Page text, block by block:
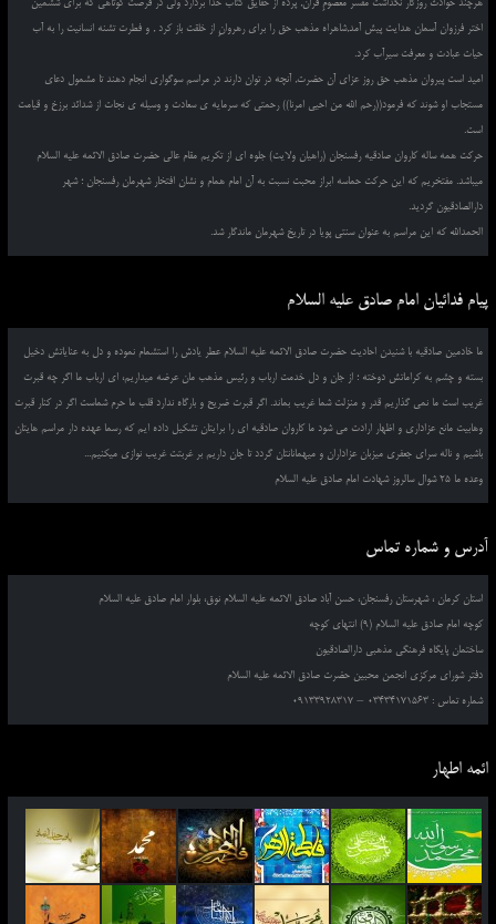
اختر فرزوان آسمان هدایت پیش آمد,شاهراه مذهب حق را برای رهروانِ از خلقت باز کرد , و فطرت تشنه انسانیت را به آب
حیات عبادت و معرفت سیرآب کرد.
امید است پیروان مذهب حق روز عزای آن حضرت, آنچه در توان دارند در مراسم سوگواری انجام دهند تا مشمول دعای
مستجاب او شوند که فرمود((رحم الله من احیی امرنا)) رحمتی که سرمایه ی سعادت و وسیله ی نجات از شدائد برزخ و قیامت
است.
حرکت همه ساله کاروان صادقیه رفسنجان (راهیان ولایت) جلوه ای از تکریم مقام عالی حضرت صادق الائمه علیه السلام
میباشد. مفتخریم که این حرکت حماسه ابراز محبت نسبت به آن امام همام و نشان افتخار شهرمان رفسنجان ؛ شهر
دارالصادقیون گردید.
الحمدالله که این مراسم به عنوان سنتی پویا در تاریخ شهرمان ماندگار شد.
پیام فدائیان امام صادق علیه السلام
ما خادمین صادقیه با شنیدن احادیث حضرت صادق الائمه علیه السلام عطر یادش را استشمام نموده و دل به عنایاتش دخیل
بسته و چشم به کراماتش دوخته ؛ از جان و دل خدمت ارباب و رئیس مذهب مان عرضه میداریم، ای ارباب ما اگر چه قبرت
غریب است ما نمی گذاریم قدر و منزلت شما غریب بماند. اگر قبرت ضریح و بارگاه ندارد قلب ما حرم شماست اگر در کنار قبرت
وهابیت مانع عزاداری و اظهار ارادت می شود ما کاروان صادقیه ای را برایتان تشکیل داده ایم که رسما عهده دار مراسم هایتان
باشیم و ناله سرای جعفری میزبان عزاداران و میهمانانتان گردد تا جان داریم بر غربتت غریب نوازی میکنیم...
وعده ما 25 شوال سالروز شهادت امام صادق علیه السلام
آدرس و شماره تماس
استان کرمان ، شهرستان رفسنجان، حسن آباد صادق الائمه علیه السلام نوق، بلوار امام صادق علیه السلام
کوچه امام صادق علیه السلام (9) انتهای کوچه
ساختمان پایگاه فرهنگی مذهبی دارالصادقیون
دفتر شورای مرکزی انجمن محبین حضرت صادق الائمه علیه السلام
شماره تماس : 03434171563 – 09133928317
ائمه اطهار